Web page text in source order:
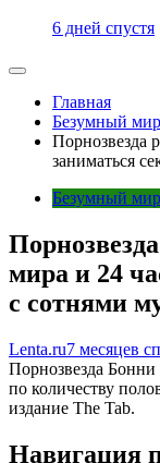
6 дней спустя
Главная
Безумный мир
Порнозвезда
заниматься
Безумный мир
мира и 24
с сотнями
Lenta.ru7 месяцев
Порнозвезда
по количеству
издание The Tab.
Навигация